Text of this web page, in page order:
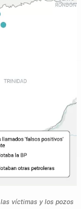
víctimas y los pozos